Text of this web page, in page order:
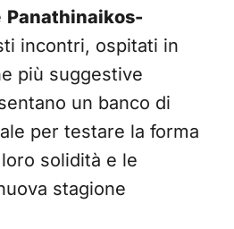
Panathinaikos-
incontri, ospitati in
più suggestive
un banco di
per testare la forma
solidità e le
stagione